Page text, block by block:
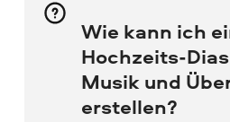
Wie kann ich
Hochzeits-
Musik und
erstellen?